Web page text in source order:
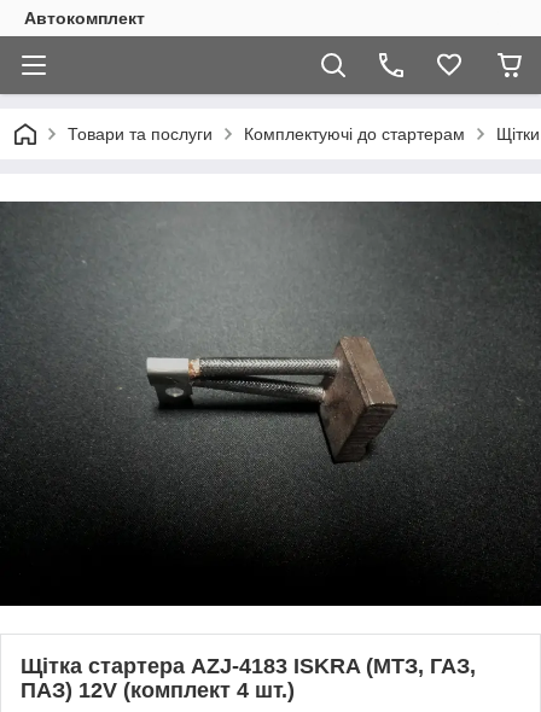
Автокомплект
Товари та послуги Комплектуючі до стартерам Щітки
Щітка стартера AZJ-4183 ISKRA (МТЗ, ГАЗ,
ПАЗ) 12V (комплект 4 шт.)